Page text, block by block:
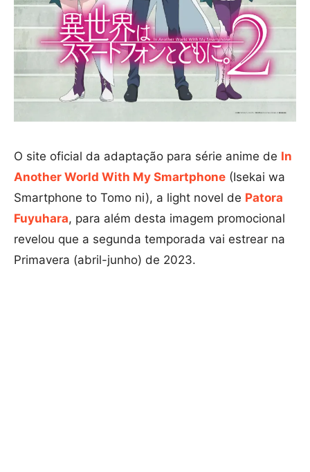
O site oficial da adaptação para série anime de In
Another World With My Smartphone (Isekai wa
Smartphone to Tomo ni), a light novel de Patora
Fuyuhara, para além desta imagem promocional
revelou que a segunda temporada vai estrear na
Primavera (abril-junho) de 2023.